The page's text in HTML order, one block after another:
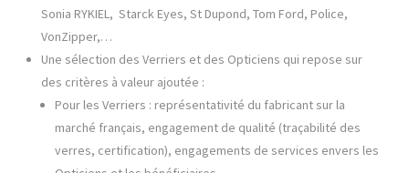
Sonia RYKIEL, Starck Eyes, St Dupond, Tom Ford, Police,
VonZipper,…
Une sélection des Verriers et des Opticiens qui repose sur
des critères à valeur ajoutée :
Pour les Verriers : représentativité du fabricant sur la
marché français, engagement de qualité (traçabilité des
verres, certification), engagements de services envers les